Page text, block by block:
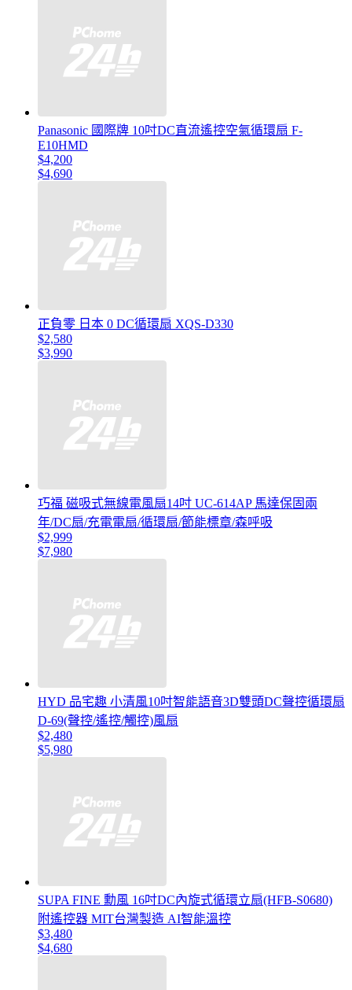
Panasonic 國際牌 10吋DC直流遙控空氣循環扇 F-
E10HMD
$4,200
$4,690
正負零 日本 0 DC循環扇 XQS-D330
$2,580
$3,990
巧福 磁吸式無線電風扇14吋 UC-614AP 馬達保固兩
年/DC扇/充電電扇/循環扇/節能標章/森呼吸
$2,999
$7,980
HYD 品宅趣 小清風10吋智能語音3D雙頭DC聲控循環扇
D-69(聲控/遙控/觸控)風扇
$2,480
$5,980
SUPA FINE 勳風 16吋DC內旋式循環立扇(HFB-S0680)
附遙控器 MIT台灣製造 AI智能溫控
$3,480
$4,680